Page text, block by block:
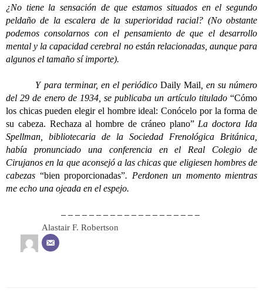
¿No tiene la sensación de que estamos situados en el segundo
peldaño de la escalera de la superioridad racial? (No obstante
podemos consolarnos con el pensamiento de que el desarrollo
mental y la capacidad cerebral no están relacionadas, aunque para
algunos el tamaño sí importe).
Y para terminar, en el periódico Daily Mail , en su número
del 29 de enero de 1934, se publicaba un artículo titulado “Cómo
los chicas pueden elegir el hombre ideal: Conócelo por la forma de
su cabeza. Rechaza al hombre de cráneo plano”La doctora Ida
Spellman, bibliotecaria de la Sociedad Frenológica Británica,
había pronunciado una conferencia en el Real Colegio de
Cirujanos en la que aconsejó a las chicas que eligiesen hombres de
cabezas “bien proporcionadas”. Perdonen un momento mientras
me echo una ojeada en el espejo.
– – – – – – – – – – – – – – – – – – – –
Alastair F. Robertson